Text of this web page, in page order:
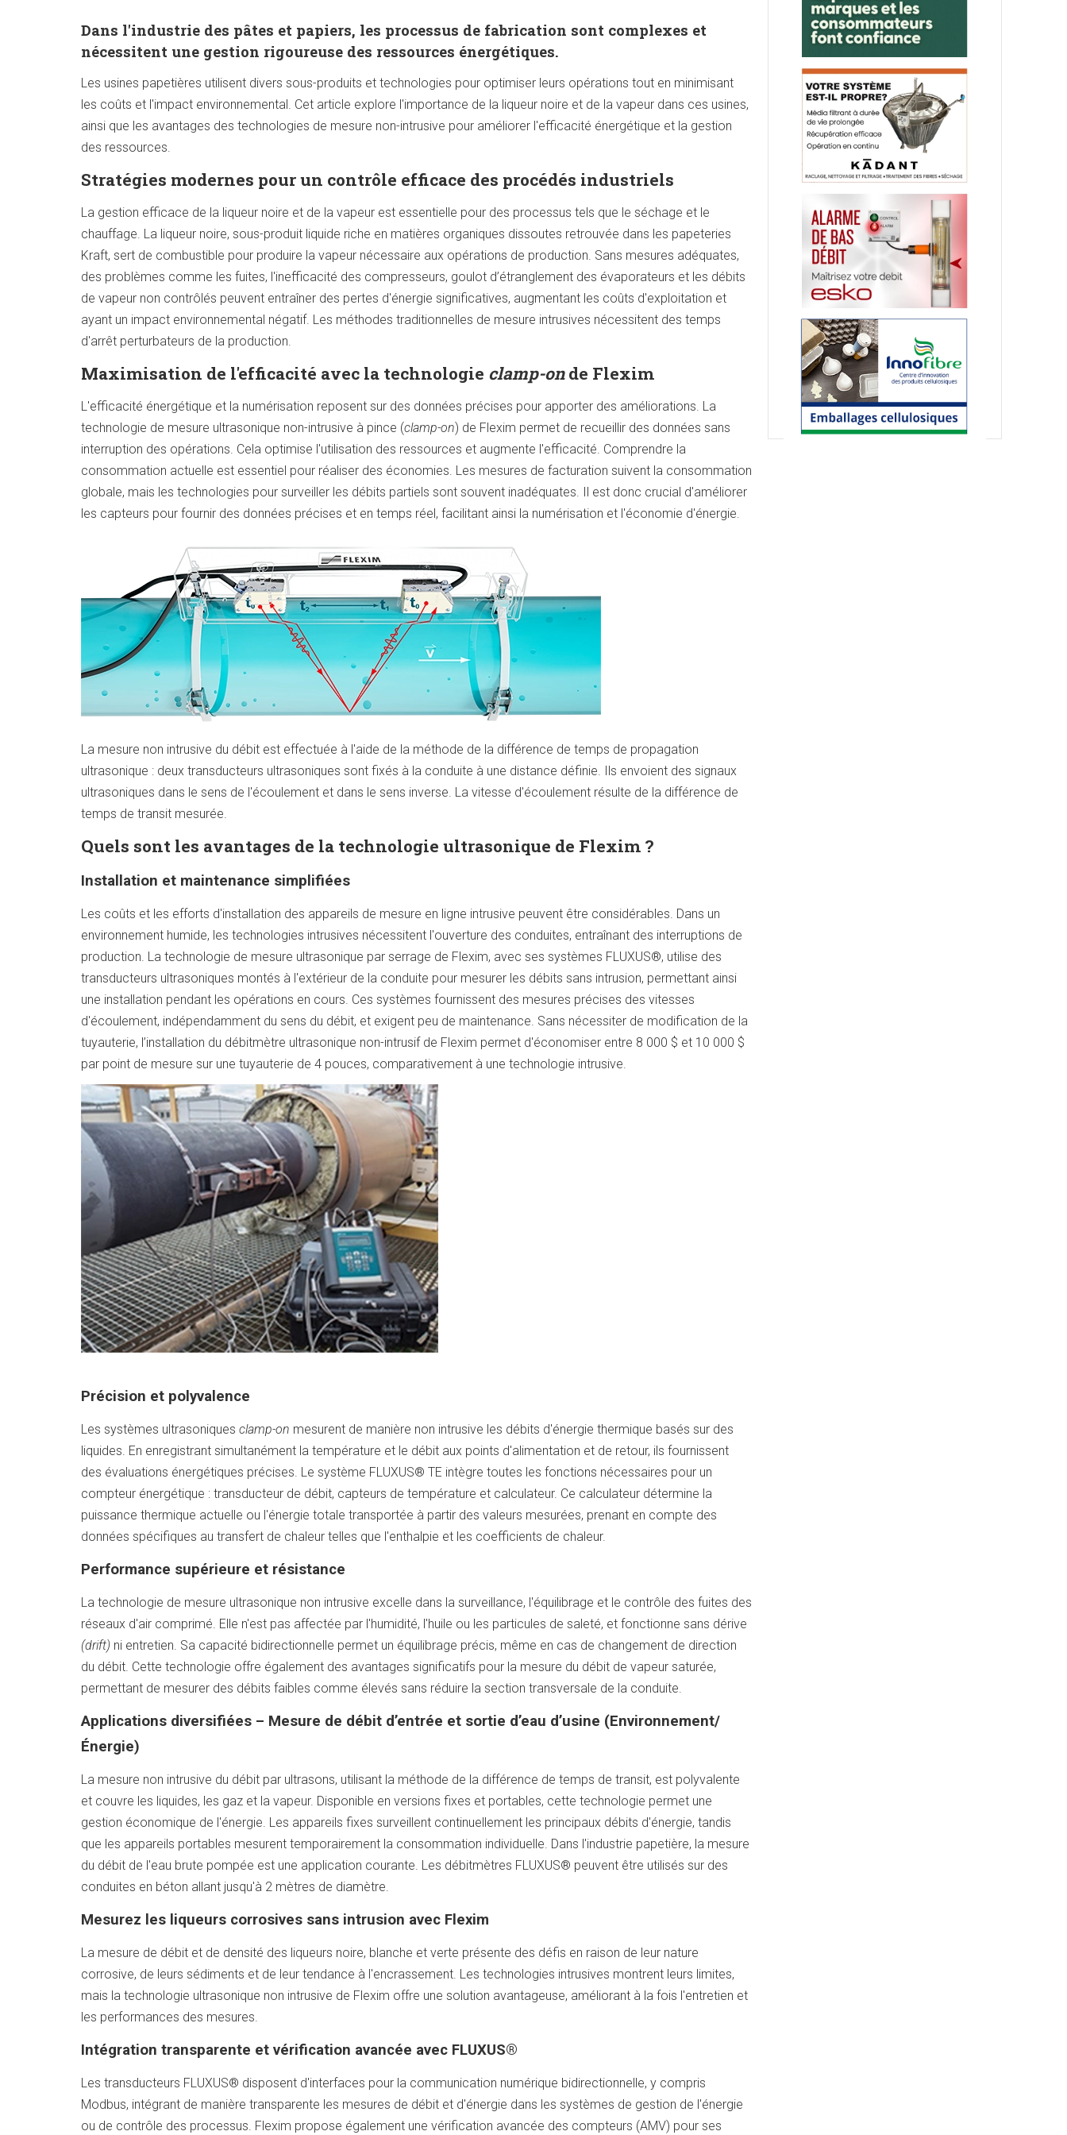
Dans l'industrie des pâtes et papiers, les processus de fabrication sont complexes et
nécessitent une gestion rigoureuse des ressources énergétiques.
Les usines papetières utilisent divers sous-produits et technologies pour optimiser leurs opérations tout en minimisant
les coûts et l'impact environnemental. Cet article explore l'importance de la liqueur noire et de la vapeur dans ces usines,
ainsi que les avantages des technologies de mesure non-intrusive pour améliorer l'efficacité énergétique et la gestion
des ressources.
Stratégies modernes pour un contrôle efficace des procédés industriels
La gestion efficace de la liqueur noire et de la vapeur est essentielle pour des processus tels que le séchage et le
chauffage. La liqueur noire, sous-produit liquide riche en matières organiques dissoutes retrouvée dans les papeteries
Kraft, sert de combustible pour produire la vapeur nécessaire aux opérations de production. Sans mesures adéquates,
des problèmes comme les fuites, l'inefficacité des compresseurs, goulot d’étranglement des évaporateurs et les débits
de vapeur non contrôlés peuvent entraîner des pertes d'énergie significatives, augmentant les coûts d'exploitation et
ayant un impact environnemental négatif. Les méthodes traditionnelles de mesure intrusives nécessitent des temps
d'arrêt perturbateurs de la production.
Maximisation de l'efficacité avec la technologie clamp-onde Flexim
L'efficacité énergétique et la numérisation reposent sur des données précises pour apporter des améliorations. La
technologie de mesure ultrasonique non-intrusive à pince (clamp-on) de Flexim permet de recueillir des données sans
interruption des opérations. Cela optimise l'utilisation des ressources et augmente l'efficacité. Comprendre la
consommation actuelle est essentiel pour réaliser des économies. Les mesures de facturation suivent la consommation
globale, mais les technologies pour surveiller les débits partiels sont souvent inadéquates. Il est donc crucial d'améliorer
les capteurs pour fournir des données précises et en temps réel, facilitant ainsi la numérisation et l'économie d'énergie.
La mesure non intrusive du débit est effectuée à l'aide de la méthode de la différence de temps de propagation
ultrasonique : deux transducteurs ultrasoniques sont fixés à la conduite à une distance définie. Ils envoient des signaux
ultrasoniques dans le sens de l'écoulement et dans le sens inverse. La vitesse d'écoulement résulte de la différence de
temps de transit mesurée.
Quels sont les avantages de la technologie ultrasonique de Flexim ?
Installation et maintenance simplifiées
Les coûts et les efforts d'installation des appareils de mesure en ligne intrusive peuvent être considérables. Dans un
environnement humide, les technologies intrusives nécessitent l'ouverture des conduites, entraînant des interruptions de
production. La technologie de mesure ultrasonique par serrage de Flexim, avec ses systèmes FLUXUS®, utilise des
transducteurs ultrasoniques montés à l'extérieur de la conduite pour mesurer les débits sans intrusion, permettant ainsi
une installation pendant les opérations en cours. Ces systèmes fournissent des mesures précises des vitesses
d'écoulement, indépendamment du sens du débit, et exigent peu de maintenance. Sans nécessiter de modification de la
tuyauterie, l’installation du débitmètre ultrasonique non-intrusif de Flexim permet d'économiser entre 8 000 $ et 10 000 $
par point de mesure sur une tuyauterie de 4 pouces, comparativement à une technologie intrusive.
Précision et polyvalence
Les systèmes ultrasoniques clamp-on mesurent de manière non intrusive les débits d'énergie thermique basés sur des
liquides. En enregistrant simultanément la température et le débit aux points d'alimentation et de retour, ils fournissent
des évaluations énergétiques précises. Le système FLUXUS® TE intègre toutes les fonctions nécessaires pour un
compteur énergétique : transducteur de débit, capteurs de température et calculateur. Ce calculateur détermine la
puissance thermique actuelle ou l'énergie totale transportée à partir des valeurs mesurées, prenant en compte des
données spécifiques au transfert de chaleur telles que l'enthalpie et les coefficients de chaleur.
Performance supérieure et résistance
La technologie de mesure ultrasonique non intrusive excelle dans la surveillance, l'équilibrage et le contrôle des fuites des
réseaux d'air comprimé. Elle n'est pas affectée par l'humidité, l'huile ou les particules de saleté, et fonctionne sans dérive
(drift) ni entretien. Sa capacité bidirectionnelle permet un équilibrage précis, même en cas de changement de direction
du débit. Cette technologie offre également des avantages significatifs pour la mesure du débit de vapeur saturée,
permettant de mesurer des débits faibles comme élevés sans réduire la section transversale de la conduite.
Applications diversifiées – Mesure de débit d’entrée et sortie d’eau d’usine (Environnement/
Énergie)
La mesure non intrusive du débit par ultrasons, utilisant la méthode de la différence de temps de transit, est polyvalente
et couvre les liquides, les gaz et la vapeur. Disponible en versions fixes et portables, cette technologie permet une
gestion économique de l'énergie. Les appareils fixes surveillent continuellement les principaux débits d'énergie, tandis
que les appareils portables mesurent temporairement la consommation individuelle. Dans l'industrie papetière, la mesure
du débit de l'eau brute pompée est une application courante. Les débitmètres FLUXUS® peuvent être utilisés sur des
conduites en béton allant jusqu'à 2 mètres de diamètre.
Mesurez les liqueurs corrosives sans intrusion avec Flexim
La mesure de débit et de densité des liqueurs noire, blanche et verte présente des défis en raison de leur nature
corrosive, de leurs sédiments et de leur tendance à l'encrassement. Les technologies intrusives montrent leurs limites,
mais la technologie ultrasonique non intrusive de Flexim offre une solution avantageuse, améliorant à la fois l'entretien et
les performances des mesures.
Intégration transparente et vérification avancée avec FLUXUS®
Les transducteurs FLUXUS® disposent d'interfaces pour la communication numérique bidirectionnelle, y compris
Modbus, intégrant de manière transparente les mesures de débit et d'énergie dans les systèmes de gestion de l'énergie
ou de contrôle des processus. Flexim propose également une vérification avancée des compteurs (AMV) pour ses